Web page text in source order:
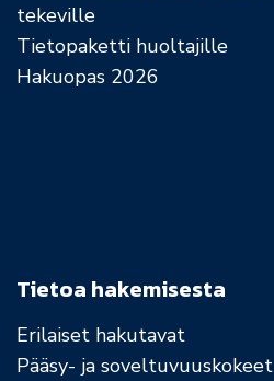
tekeville
Tietopaketti huoltajille
Hakuopas 2026
Tietoa hakemisesta
Erilaiset hakutavat
Pääsy- ja soveltuvuuskokeet